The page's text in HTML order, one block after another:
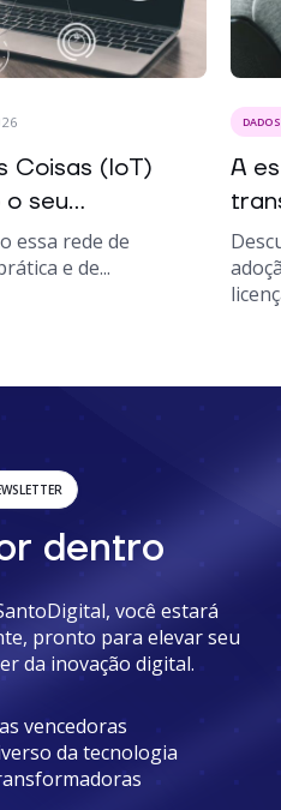
Coisas (IoT)
seu...
essa rede de
e de...
A
dentro
você estará
pronto para elevar seu
da inovação digital.
vencedoras
da tecnologia